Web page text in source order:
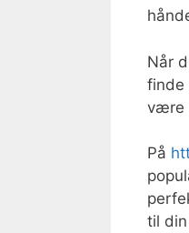
Når
finde
være
På
til